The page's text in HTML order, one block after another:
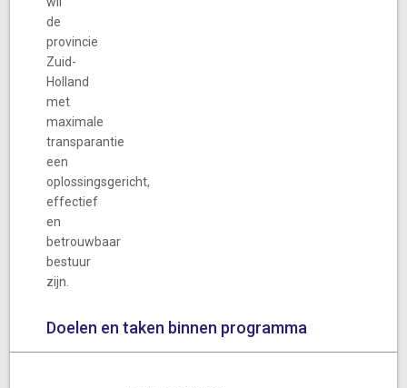
de
provincie
Zuid-
Holland
met
maximale
transparantie
een
oplossingsgericht,
effectief
en
betrouwbaar
bestuur
zijn.
Doelen en taken binnen programma